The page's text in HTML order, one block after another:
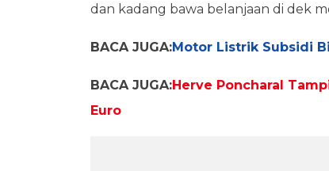
dan kadang bawa belanjaan di dek
BACA JUGA:Motor Listrik Subsidi
BACA JUGA:Herve Poncharal
Euro